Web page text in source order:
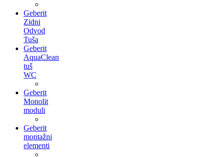
Geberit
Zidni
Odvod
Tuša
Geberit
AquaClean
tuš
WC
Geberit
Monolit
moduli
Geberit
montažni
elementi